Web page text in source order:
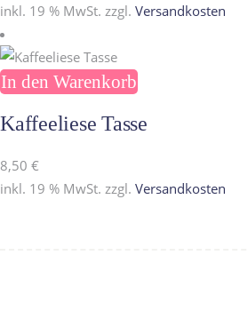
inkl. 19 % MwSt. zzgl. Versandkosten
In den Warenkorb
Kaffeeliese Tasse
8,50 €
inkl. 19 % MwSt. zzgl. Versandkosten